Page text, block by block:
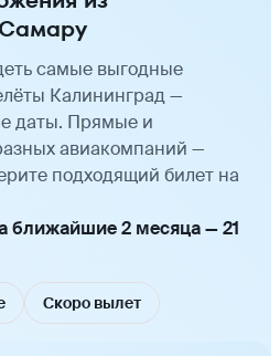
самые выгодные
Калининград —
даты. Прямые и
авиакомпаний —
подходящий билет на
ближайшие 2 месяца — 21
Скоро вылет